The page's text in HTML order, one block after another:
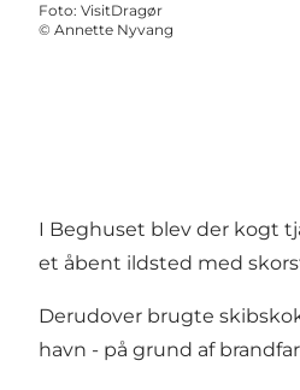
Foto: VisitDragør
© Annette Nyvang
I Beghuset blev der kogt
et åbent ildsted med
Derudover brugte
havn - på grund af